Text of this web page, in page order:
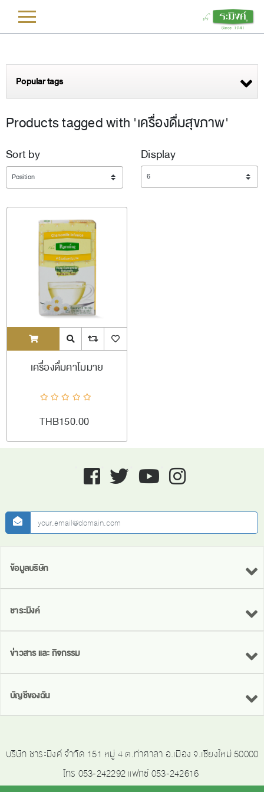
Popular tags
Products tagged with 'เครื่องดื่มสุขภาพ'
Sort by
Display
Display
ADDTOCART Quick ViewAddToCompareList
AddToWishlist
เครื่องดื่มคาโมมาย
THB150.00
Facebook twitter youtube instagram
newsletter
ข้อมูลบริษัท
ชาระมิงค์
ข่าวสาร และ กิจกรรม
บัญชีของฉัน
บริษัท ชาระมิงค์ จำกัด 151 หมู่ 4 ต.ท่าศาลา อ.เมือง จ.เชียงใหม่ 50000
โทร 053-242292 แฟกซ์ 053-242616